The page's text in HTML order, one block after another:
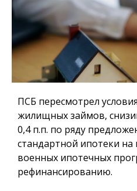
ПСБ пересмотрел
жилищных займов,
0,4 п.п. по ряду
стандартной ипотеки на
военных ипотечных
рефинансированию.